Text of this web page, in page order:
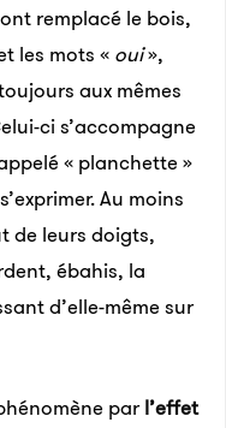
remplacé le bois,
les mots « oui»,
aux mêmes
ci s’accompagne
« planchette »
Au moins
de leurs doigts,
ébahis, la
d’elle-même sur
parl’effet